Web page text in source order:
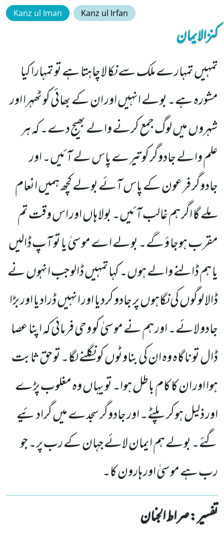
Kanz ul Iman Kanz ul Irfan
کنزالایمان
تمہیں تمہارے ملک سے نکا لا چاہتا ہے تو تمہارا کیا
مشورہ ہے۔ بولے انہیں اور ان کے بھائی کو ٹھہرا اور
شہروں میں لوگ جمع کرنے والے بھیج دے۔ کہ ہر
علم والے جادوگر کو تیرے پاس لے آئیں۔ اور
جادوگر فرعون کے پاس آئے بولے کچھ ہمیں انعام
ملے گا اگر ہم غالب آئیں۔ بولا ہاں اور اس وقت تم
مقرب ہوجا ؤ گے۔ بولے اے موسیٰ یا تو آپ ڈالیں
یا ہم ڈالنے والے ہوں۔ کہاتمہیں ڈالو جب انہوں نے
ڈالا لوگوں کی نگاہوں پر جادو کردیا اور انہیں ڈرادیا اور بڑا
جادو لائے۔ اور ہم نے موسیٰ کو وحی فرمائی کہ اپنا عصا
ڈال تو ناگاہ وہ ان کی بناوٹوں کو نگلنے لگا۔ تو حق ثابت
ہوا اور ان کا کام باطل ہوا۔ تو یہاں وہ مغلوب پڑے
اور ذلیل ہوکر پلٹے۔ اور جادوگر سجدے میں گرادئیے
گئے۔ بولے ہم ایمان لائے جہان کے رب پر۔ جو
رب ہے موسیٰ اور ہارون کا۔
تفسیر : ‎صراط الجنان